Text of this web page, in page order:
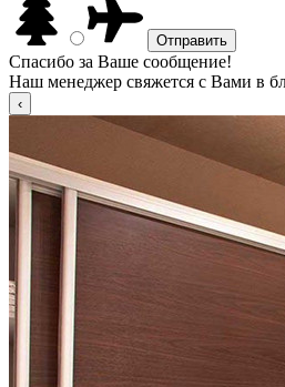
Спасибо за Ваше сообщение!
Наш менеджер свяжется с Вами в